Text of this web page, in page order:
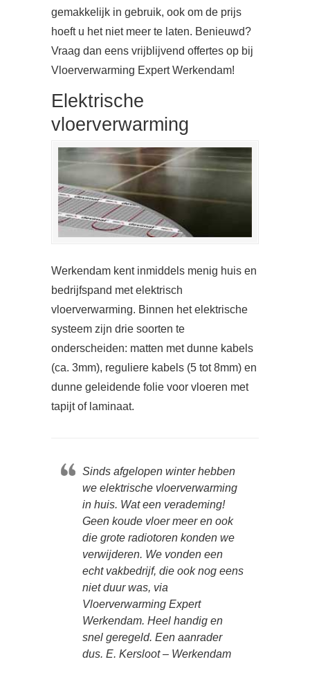
gemakkelijk in gebruik, ook om de prijs
hoeft u het niet meer te laten. Benieuwd?
Vraag dan eens vrijblijvend offertes op bij
Vloerverwarming Expert Werkendam!
Elektrische
vloerverwarming
Werkendam kent inmiddels menig huis en
bedrijfspand met elektrisch
vloerverwarming. Binnen het elektrische
systeem zijn drie soorten te
onderscheiden: matten met dunne kabels
(ca. 3mm), reguliere kabels (5 tot 8mm) en
dunne geleidende folie voor vloeren met
tapijt of laminaat.
Sinds afgelopen winter hebben
we elektrische vloerverwarming
in huis. Wat een verademing!
Geen koude vloer meer en ook
die grote radiotoren konden we
verwijderen. We vonden een
echt vakbedrijf, die ook nog eens
niet duur was, via
Vloerverwarming Expert
Werkendam. Heel handig en
snel geregeld. Een aanrader
dus. E. Kersloot – Werkendam